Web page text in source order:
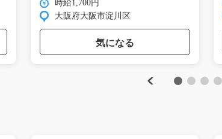
Previous
時給1,700円
大阪府大阪市淀川区
気になる